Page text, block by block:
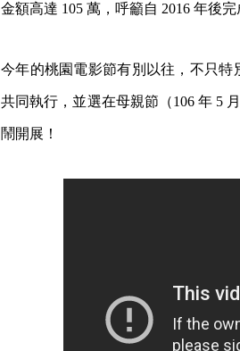
金額高達 105 萬，呼籲自 2016 年後
今年的桃園電影節有別以往，不只
共同執行，並選在母親節（106 年 5
鬧開展！